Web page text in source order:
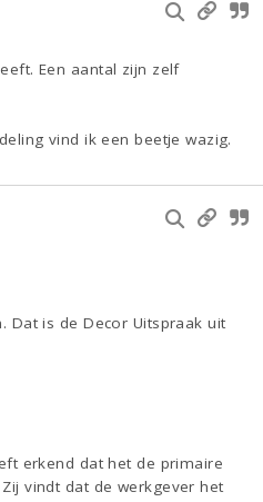
Een aantal zijn zelf
vind ik een beetje wazig.
Dat is de Decor Uitspraak uit
erkend dat het de primaire
vindt dat de werkgever het